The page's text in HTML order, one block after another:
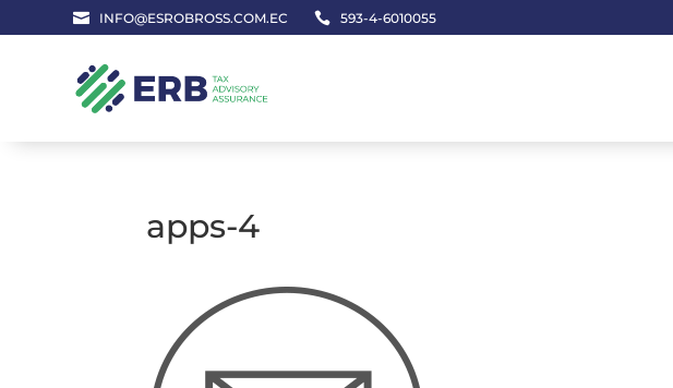
 INFO@ESROBROSS.COM.EC  593-4-6010055
apps-4